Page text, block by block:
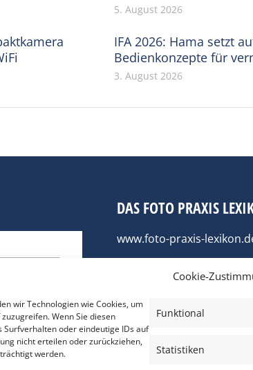
Cookie-
wir Technologien wie Cookies, um
Wenn Sie diesen
oder eindeutige IDs auf
nicht erteilen oder zurückziehen,
werden.
Funktional
Statistiken
5. August 2026
IFA 2026: Hama setzt
Bedienkonzepte für
3. August 2026
*verpflichtend
DAS FOTO PRAXIS
www.foto-praxis-